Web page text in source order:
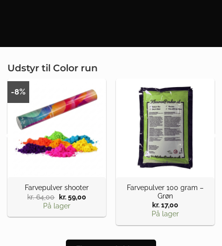
Udstyr til Color run
-8%
Farvepulver shooter
kr.64,00
Den
oprindelige
pris
var:
kr.59,00
er:
På lager
Farvepulver 100 gram –
Grøn
kr.17,00
På lager